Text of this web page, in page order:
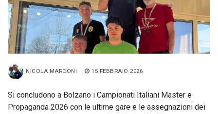
NICOLA MARCONI 15 FEBBRAIO 2026
Si concludono a Bolzano i Campionati Italiani Master e
Propaganda 2026 con le ultime gare e le assegnazioni dei